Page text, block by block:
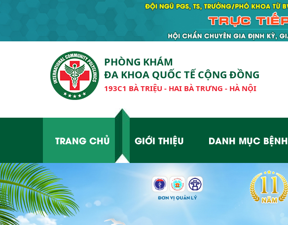
PHÒNG KHÁM
ĐA KHOA QUỐC TẾ CỘNG ĐỒNG
193C1 BÀ TRIỆU - HAI BÀ TRƯNG - HÀ NỘI
TRANG CHỦ GIỚI THIỆU DANH MỤC BỆNH